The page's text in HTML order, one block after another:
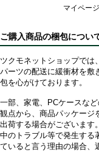
マイペー
ご購入商品の梱包につい
ツクモネットショップでは
パーツの配送に緩衝材を敷
包を心がけております。
一部、家電、PCケースな
観点から、商品パッケージ
出荷する場合がございます
中のトラブル等で発生する
ていると言う理由の場合、